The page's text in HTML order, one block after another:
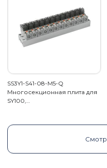
SS3Y1-S41-08-M5-Q
Многосекционная плита для
SY100,…